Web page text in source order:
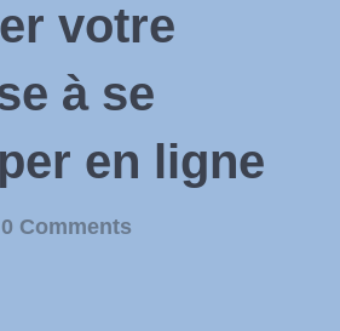
votre
à se
en ligne
0 Comments